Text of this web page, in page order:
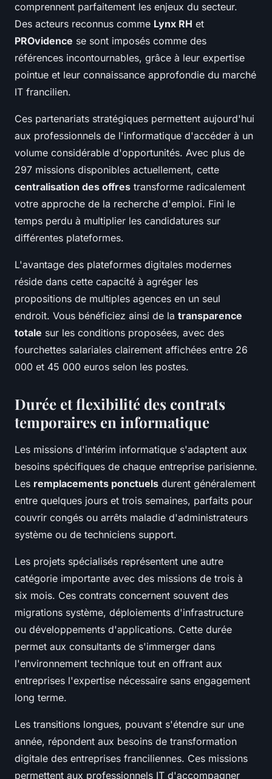
comprennent parfaitement les enjeux du secteur.
Des acteurs reconnus comme Lynx RH et
PROvidence se sont imposés comme des
références incontournables, grâce à leur expertise
pointue et leur connaissance approfondie du marché
IT francilien.
Ces partenariats stratégiques permettent aujourd'hui
aux professionnels de l'informatique d'accéder à un
volume considérable d'opportunités. Avec plus de
297 missions disponibles actuellement, cette
centralisation des offres transforme radicalement
votre approche de la recherche d'emploi. Fini le
temps perdu à multiplier les candidatures sur
différentes plateformes.
L'avantage des plateformes digitales modernes
réside dans cette capacité à agréger les
propositions de multiples agences en un seul
endroit. Vous bénéficiez ainsi de la transparence
totale sur les conditions proposées, avec des
fourchettes salariales clairement affichées entre 26
000 et 45 000 euros selon les postes.
Durée et flexibilité des contrats
temporaires en informatique
Les missions d'intérim informatique s'adaptent aux
besoins spécifiques de chaque entreprise parisienne.
Les remplacements ponctuels durent généralement
entre quelques jours et trois semaines, parfaits pour
couvrir congés ou arrêts maladie d'administrateurs
système ou de techniciens support.
Les projets spécialisés représentent une autre
catégorie importante avec des missions de trois à
six mois. Ces contrats concernent souvent des
migrations système, déploiements d'infrastructure
ou développements d'applications. Cette durée
permet aux consultants de s'immerger dans
l'environnement technique tout en offrant aux
entreprises l'expertise nécessaire sans engagement
long terme.
Les transitions longues, pouvant s'étendre sur une
année, répondent aux besoins de transformation
digitale des entreprises franciliennes. Ces missions
permettent aux professionnels IT d'accompagner